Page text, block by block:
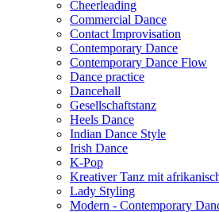
Cheerleading
Commercial Dance
Contact Improvisation
Contemporary Dance
Contemporary Dance Flow
Dance practice
Dancehall
Gesellschaftstanz
Heels Dance
Indian Dance Style
Irish Dance
K-Pop
Kreativer Tanz mit
Lady Styling
Modern - Contemporary